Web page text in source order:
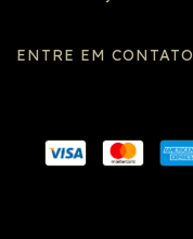
ENTRE EM CONTATO